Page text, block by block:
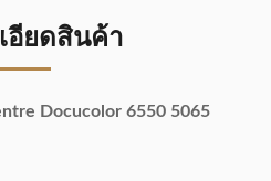
อียดสินค้า
Docucolor 6550 5065